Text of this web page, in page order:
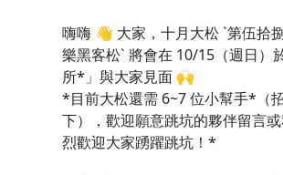
嗨嗨 👋 大家，十月大松 `第伍拾
樂黑客松` 將會在 10/15（週日）
所*」與大家見面 🙌
*目前大松還需 6~7 位小幫手*（
下），歡迎願意跳坑的夥伴留言
烈歡迎大家踴躍跳坑！*